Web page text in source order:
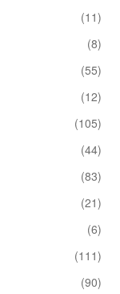
(11)
(8)
(55)
(12)
(105)
(44)
(83)
(21)
(6)
(111)
(90)